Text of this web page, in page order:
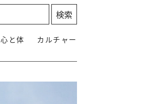
心と体 カルチャー